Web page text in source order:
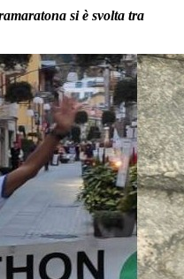
si è svolta tra